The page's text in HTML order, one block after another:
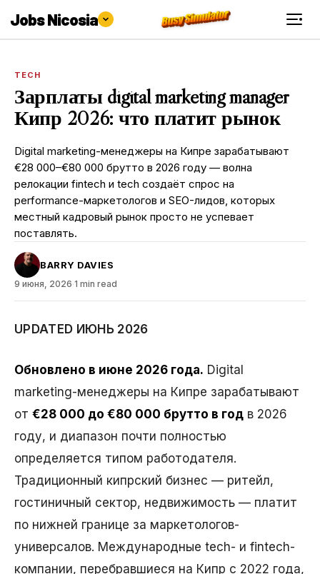
Jobs Nicosia
TECH
Зарплаты digital marketing manager
Кипр 2026: что платит рынок
Digital marketing-менеджеры на Кипре зарабатывают
€28 000–€80 000 брутто в 2026 году — волна
релокации fintech и tech создаёт спрос на
performance-маркетологов и SEO-лидов, которых
местный кадровый рынок просто не успевает
поставлять.
BARRY DAVIES
9 июня, 2026·1 min read
UPDATED ИЮНЬ 2026
Обновлено в июне 2026 года. Digital
marketing-менеджеры на Кипре зарабатывают
от €28 000 до €80 000 брутто в год в 2026
году, и диапазон почти полностью
определяется типом работодателя.
Традиционный кипрский бизнес — ритейл,
гостиничный сектор, недвижимость — платит
по нижней границе за маркетологов-
универсалов. Международные tech- и fintech-
компании, перебравшиеся на Кипр с 2022 года,